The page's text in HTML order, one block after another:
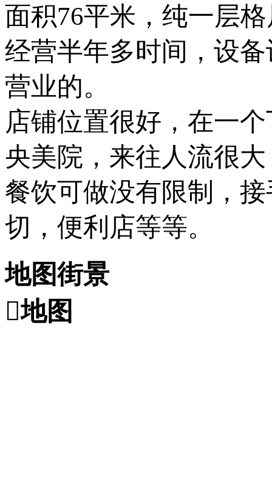
面积76平米，纯一层
经营半年多时间，设
营业的。
店铺位置很好，在一
央美院，来往人流很
餐饮可做没有限制，
切，便利店等等。
地图街景
地图